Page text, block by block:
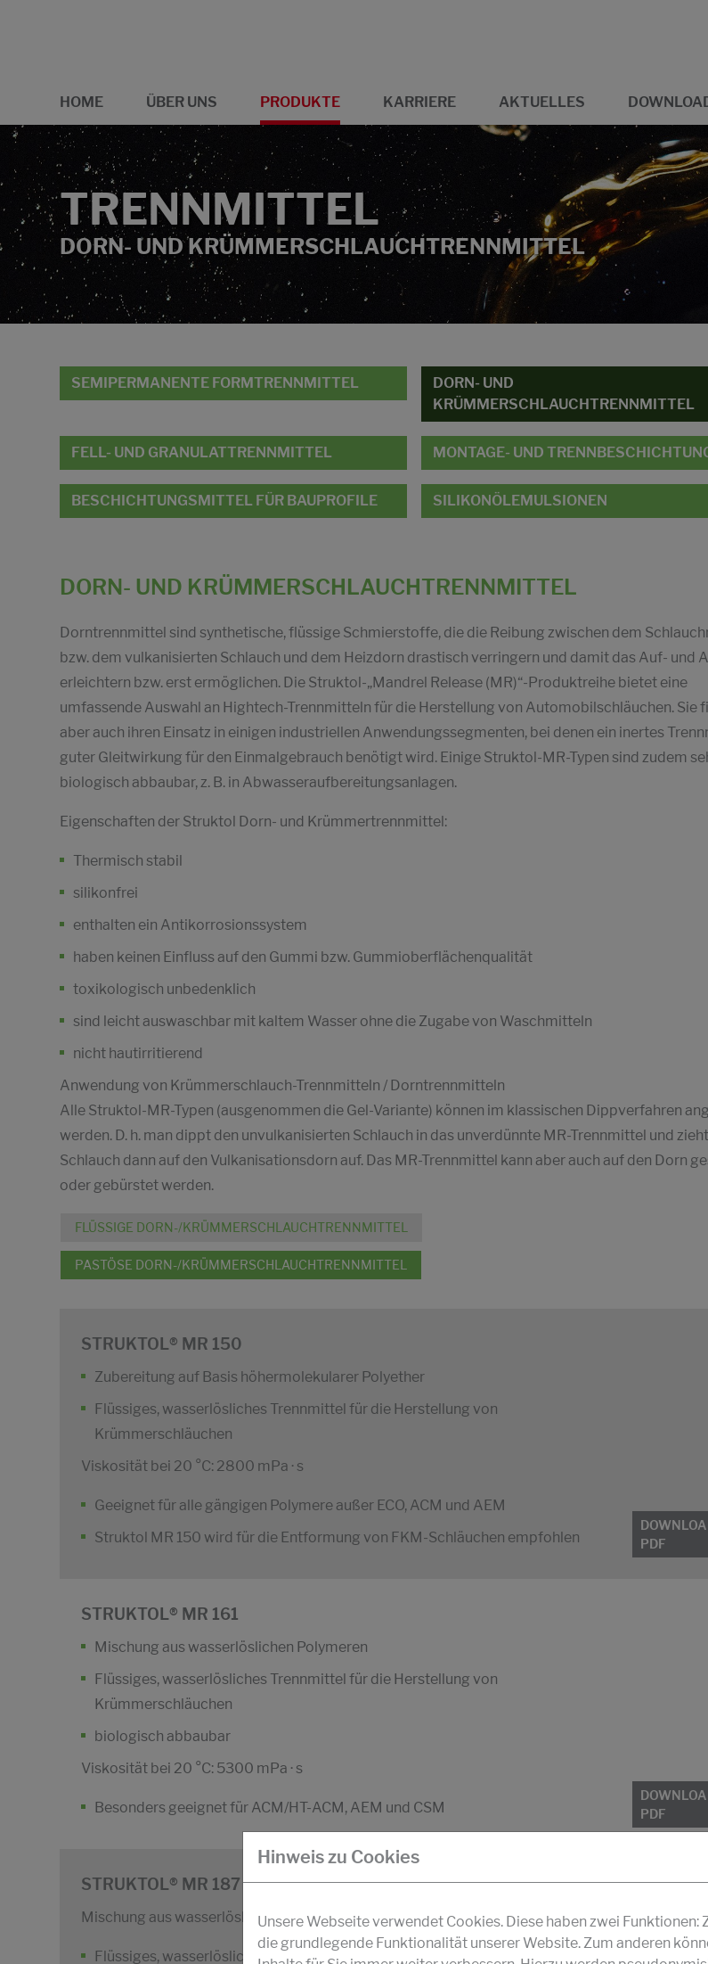
HOME ÜBER UNS PRODUKTE KARRIERE AKTUELLES
TRENNMITTEL
DORN- UND KRÜMMERSCHLAUCHTRENNMITTEL
SEMIPERMANENTE FORMTRENNMITTEL
DORN- UND
KRÜMMERSCHLAUCHTRENNMITTEL
FELL- UND GRANULATTRENNMITTEL MONTAGE- UND
BESCHICHTUNGSMITTEL FÜR BAUPROFILE SILIKONÖLEMULSIONEN
DORN- UND KRÜMMERSCHLAUCHTRENNMITTEL
Dorntrennmittel sind synthetische, flüssige Schmierstoffe, die die Reibung zwischen dem
bzw. dem vulkanisierten Schlauch und dem Heizdorn drastisch verringern und damit das Auf- und
erleichtern bzw. erst ermöglichen. Die Struktol-„Mandrel Release (MR)“-Produktreihe bietet eine
umfassende Auswahl an Hightech-Trennmitteln für die Herstellung von Automobilschläuchen. Sie
aber auch ihren Einsatz in einigen industriellen Anwendungssegmenten, bei denen ein inertes
guter Gleitwirkung für den Einmalgebrauch benötigt wird. Einige Struktol-MR-Typen sind zudem
biologisch abbaubar, z. B. in Abwasseraufbereitungsanlagen.
Eigenschaften der Struktol Dorn- und Krümmertrennmittel:
Thermisch stabil
silikonfrei
enthalten ein Antikorrosionssystem
haben keinen Einfluss auf den Gummi bzw. Gummioberflächenqualität
toxikologisch unbedenklich
sind leicht auswaschbar mit kaltem Wasser ohne die Zugabe von Waschmitteln
nicht hautirritierend
Anwendung von Krümmerschlauch-Trennmitteln / Dorntrennmitteln
Alle Struktol-MR-Typen (ausgenommen die Gel-Variante) können im klassischen Dippverfahren
werden. D. h. man dippt den unvulkanisierten Schlauch in das unverdünnte MR-Trennmittel und
Schlauch dann auf den Vulkanisationsdorn auf. Das MR-Trennmittel kann aber auch auf den Dorn
oder gebürstet werden.
FLÜSSIGE DORN-/KRÜMMERSCHLAUCHTRENNMITTEL
PASTÖSE DORN-/KRÜMMERSCHLAUCHTRENNMITTEL
STRUKTOL® MR 150
Zubereitung auf Basis höhermolekularer Polyether
Flüssiges, wasserlösliches Trennmittel für die Herstellung von
Krümmerschläuchen
Viskosität bei 20 °C: 2800 mPa · s
Geeignet für alle gängigen Polymere außer ECO, ACM und AEM
Struktol MR 150 wird für die Entformung von FKM-Schläuchen empfohlen
PDF
STRUKTOL® MR 161
Mischung aus wasserlöslichen Polymeren
Flüssiges, wasserlösliches Trennmittel für die Herstellung von
Krümmerschläuchen
biologisch abbaubar
Viskosität bei 20 °C: 5300 mPa · s
Besonders geeignet für ACM/HT-ACM, AEM und CSM
PDF
STRUKTOL® MR 187
Mischung aus wasserlöslichen Polymeren
Flüssiges, wasserlösliches Trennmittel für die Herstellung von
Hinweis zu Cookies
Unsere Webseite verwendet Cookies. Diese haben zwei
die grundlegende Funktionalität unserer Website. Zum anderen